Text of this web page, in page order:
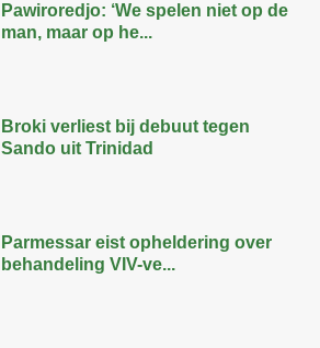
Pawiroredjo: ‘We spelen niet op de
man, maar op he...
Broki verliest bij debuut tegen
Sando uit Trinidad
Parmessar eist opheldering over
behandeling VIV-ve...